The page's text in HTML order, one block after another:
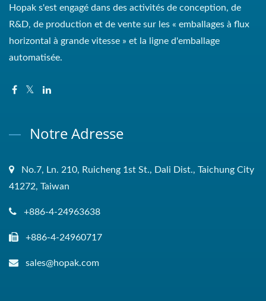
Hopak s'est engagé dans des activités de conception, de
R&D, de production et de vente sur les « emballages à flux
horizontal à grande vitesse » et la ligne d'emballage
automatisée.
Notre Adresse
No.7, Ln. 210, Ruicheng 1st St., Dali Dist., Taichung City
41272, Taiwan
+886-4-24963638
+886-4-24960717
sales@hopak.com